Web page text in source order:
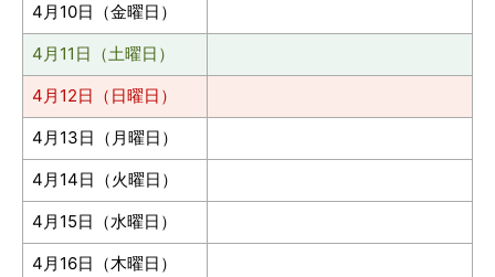
4月10日（金曜日）
4月11日（土曜日）
4月12日（日曜日）
4月13日（月曜日）
4月14日（火曜日）
4月15日（水曜日）
4月16日（木曜日）